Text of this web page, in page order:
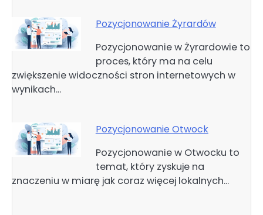
Pozycjonowanie Żyrardów
Pozycjonowanie w Żyrardowie to
proces, który ma na celu
zwiększenie widoczności stron internetowych w
wynikach…
Pozycjonowanie Otwock
Pozycjonowanie w Otwocku to
temat, który zyskuje na
znaczeniu w miarę jak coraz więcej lokalnych…